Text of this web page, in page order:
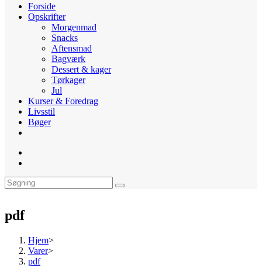
Forside
Opskrifter
Morgenmad
Snacks
Aftensmad
Bagværk
Dessert & kager
Tørkager
Jul
Kurser & Foredrag
Livsstil
Bøger
pdf
Hjem>
Varer>
pdf